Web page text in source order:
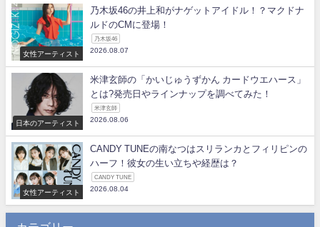
女性アーティスト
乃木坂46の井上和がナゲットアイドル！？マクドナ
ルドのCMに登場！
乃木坂46
2026.08.07
日本のアーティスト
米津玄師の「かいじゅうずかん カードウエハース」
とは?発売日やラインナップを調べてみた！
米津玄師
2026.08.06
女性アーティスト
CANDY TUNEの南なつはスリランカとフィリピンの
ハーフ！彼女の生い立ちや経歴は？
CANDY TUNE
2026.08.04